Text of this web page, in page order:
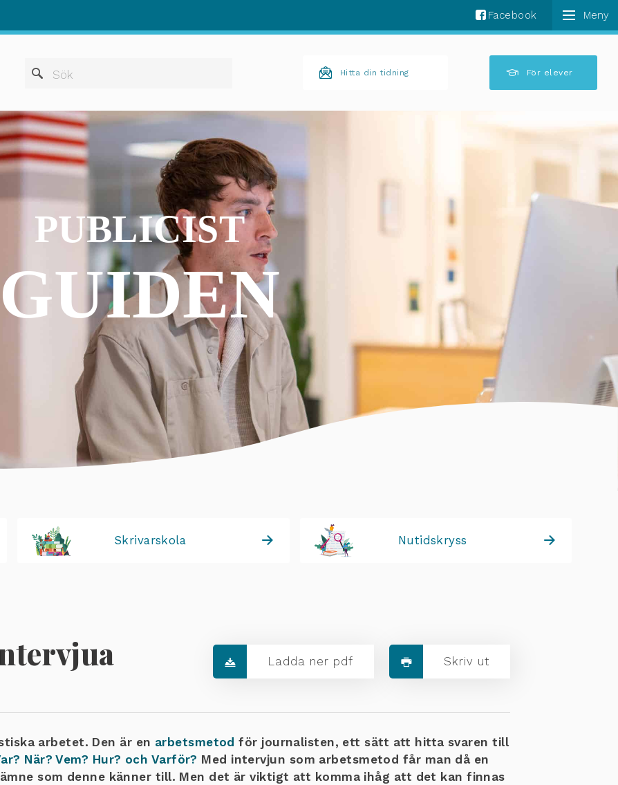
Facebook
Sök
När automatisk komplettering av resultat är tillgängliga
Hitta din tidning För elever
PUBLICIST
GUIDEN
Skrivarskola Nutidskryss
Ladda ner pdf Skriv ut
arbetet. Den är en arbetsmetod för journalisten, ett sätt att hitta svaren till
När? Vem? Hur? och Varför? Med intervjun som arbetsmetod får man då en
som denne känner till. Men det är viktigt att komma ihåg att det kan finnas